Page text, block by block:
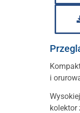
i
kolektor